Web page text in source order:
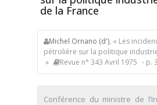
de la France
Michel Ornano (d'), « Les
pétrolière sur la politique
»
Revue n° 343 Avril 1975 - p.
Conférence du ministre de